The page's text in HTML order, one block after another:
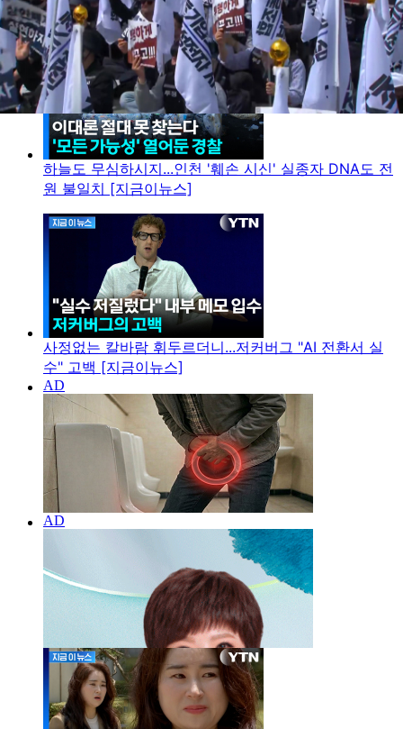
하늘도 무심하시지...인천 '훼손 시신' 실종자 DNA도 전
원 불일치 [지금이뉴스]
사정없는 칼바람 휘두르더니...저커버그 "AI 전환서 실
수" 고백 [지금이뉴스]